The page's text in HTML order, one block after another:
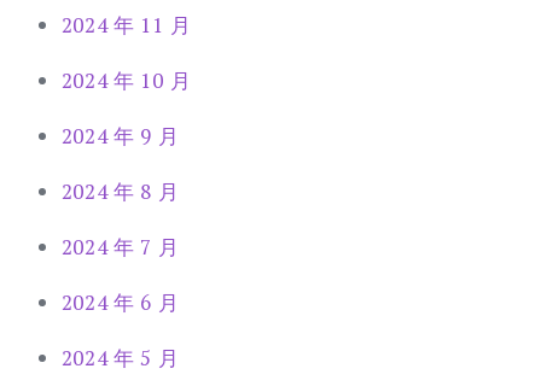
2024 年 11 月
2024 年 10 月
2024 年 9 月
2024 年 8 月
2024 年 7 月
2024 年 6 月
2024 年 5 月